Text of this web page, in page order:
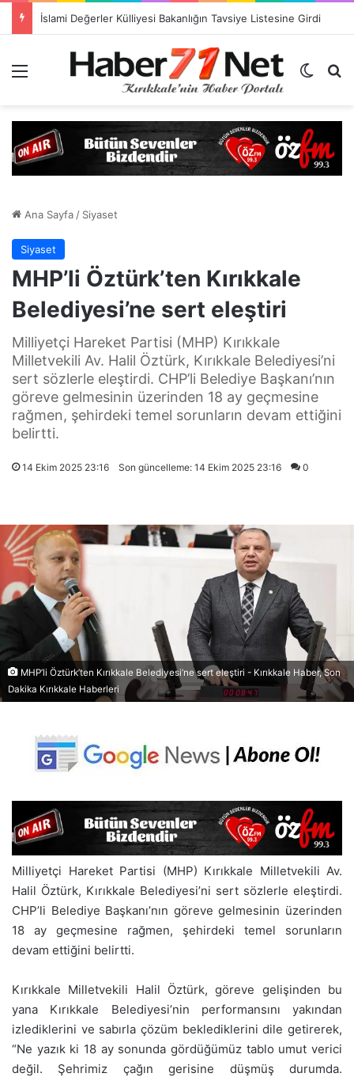
Yahşihan’da Korkutan Çökme! Bayraktepe Alarm Veriyor (Video-Haber)
Dış
Ana Sayfa/ Siyaset
Siyaset
MHP’li Öztürk’ten Kırıkkale
Belediyesi’ne sert eleştiri
Milliyetçi Hareket Partisi (MHP) Kırıkkale
Milletvekili Av. Halil Öztürk, Kırıkkale Belediyesi’ni
sert sözlerle eleştirdi. CHP’li Belediye Başkanı’nın
göreve gelmesinin üzerinden 18 ay geçmesine
rağmen, şehirdeki temel sorunların devam ettiğini
belirtti.
14 Ekim 2025 23:16 Son güncelleme: 14 Ekim 2025 23:16 0
MHP’li Öztürk’ten Kırıkkale Belediyesi’ne sert eleştiri - Kırıkkale Haber, Son
Dakika Kırıkkale Haberleri
Milliyetçi Hareket Partisi (MHP) Kırıkkale Milletvekili Av.
Halil Öztürk, Kırıkkale Belediyesi’ni sert sözlerle eleştirdi.
CHP’li Belediye Başkanı’nın göreve gelmesinin üzerinden
18 ay geçmesine rağmen, şehirdeki temel sorunların
devam ettiğini belirtti.
Kırıkkale Milletvekili Halil Öztürk, göreve gelişinden bu
yana Kırıkkale Belediyesi’nin performansını yakından
izlediklerini ve sabırla çözüm beklediklerini dile getirerek,
“Ne yazık ki 18 ay sonunda gördüğümüz tablo umut verici
değil. Şehrimiz çağın gerisine düşmüş durumda.